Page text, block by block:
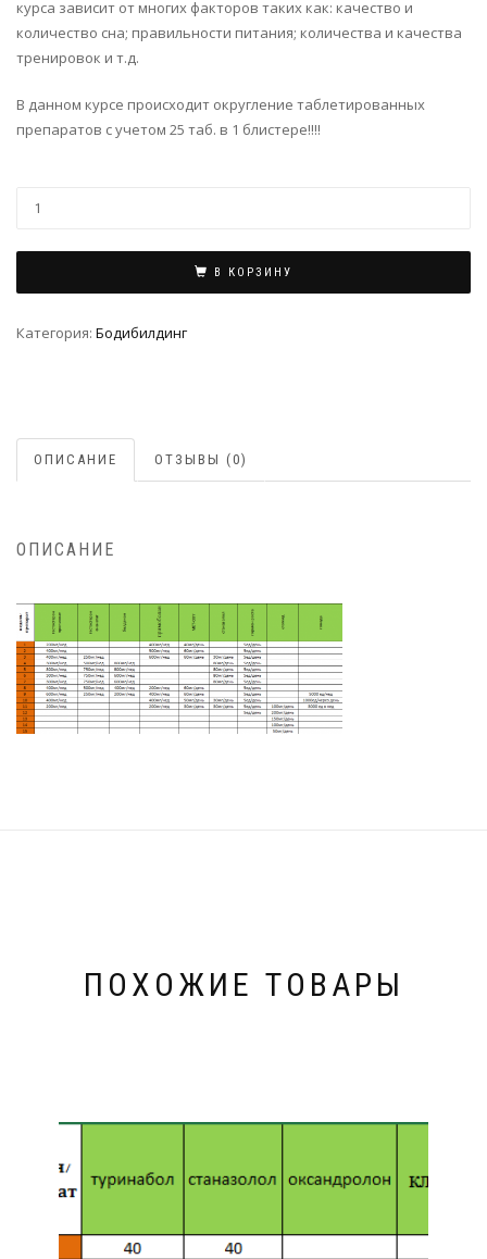
курса зависит от многих факторов таких как: качество и
количество сна; правильности питания; количества и качества
тренировок и т.д.
В данном курсе происходит округление таблетированных
препаратов с учетом 25 таб. в 1 блистере!!!!
В КОРЗИНУ
Категория: Бодибилдинг
ОПИСАНИЕ ОТЗЫВЫ (0)
ОПИСАНИЕ
ПОХОЖИЕ ТОВАРЫ